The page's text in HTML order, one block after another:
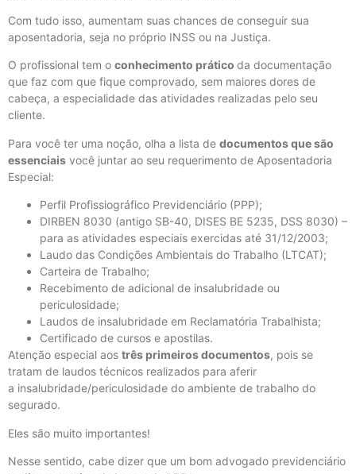
Com tudo isso, aumentam suas chances de conseguir sua
aposentadoria, seja no próprio INSS ou na Justiça.
O profissional tem o conhecimento prático da documentação
que faz com que fique comprovado, sem maiores dores de
cabeça, a especialidade das atividades realizadas pelo seu
cliente.
Para você ter uma noção, olha a lista de documentos que são
essenciais você juntar ao seu requerimento de Aposentadoria
Especial:
Perfil Profissiográfico Previdenciário (PPP);
DIRBEN 8030 (antigo SB-40, DISES BE 5235, DSS 8030) –
para as atividades especiais exercidas até 31/12/2003;
Laudo das Condições Ambientais do Trabalho (LTCAT);
Carteira de Trabalho;
Recebimento de adicional de insalubridade ou
periculosidade;
Laudos de insalubridade em Reclamatória Trabalhista;
Certificado de cursos e apostilas.
Atenção especial aos três primeiros documentos, pois se
tratam de laudos técnicos realizados para aferir
a insalubridade/periculosidade do ambiente de trabalho do
segurado.
Eles são muito importantes!
Nesse sentido, cabe dizer que um bom advogado previdenciário